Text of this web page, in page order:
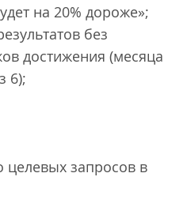
на 20% дороже»;
без
достижения (месяца
6);
целевых запросов в